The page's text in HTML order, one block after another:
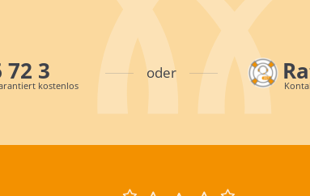
72 3
kostenlos
oder